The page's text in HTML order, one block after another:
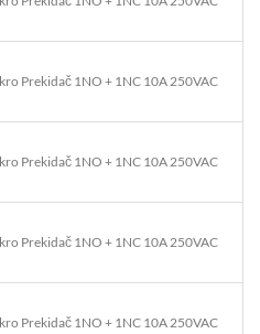
Prekidač 1NO + 1NC 10A 250VAC
Prekidač 1NO + 1NC 10A 250VAC
Prekidač 1NO + 1NC 10A 250VAC
Prekidač 1NO + 1NC 10A 250VAC